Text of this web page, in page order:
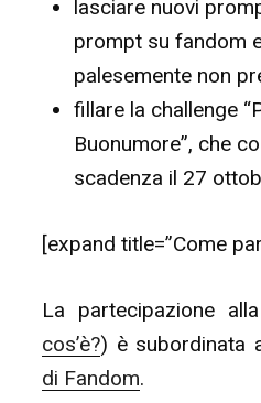
lasciare nuovi
prompt su fandom
palesemente non
fillare la challenge
Buonumore”, che
scadenza il 27
[expand title=”Come
La partecipazione
cos’è?) è subordinata
di Fandom.